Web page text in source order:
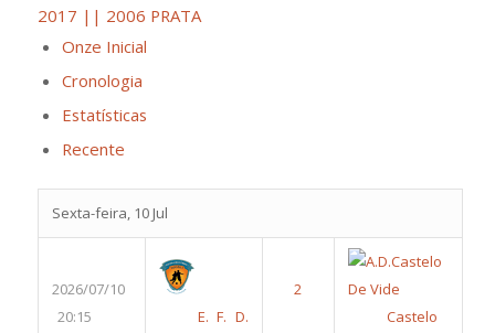
2017 || 2006 PRATA
Onze Inicial
Cronologia
Estatísticas
Recente
Sexta-feira, 10 Jul
2026/07/10
20:15
E. F. D.
Castelo